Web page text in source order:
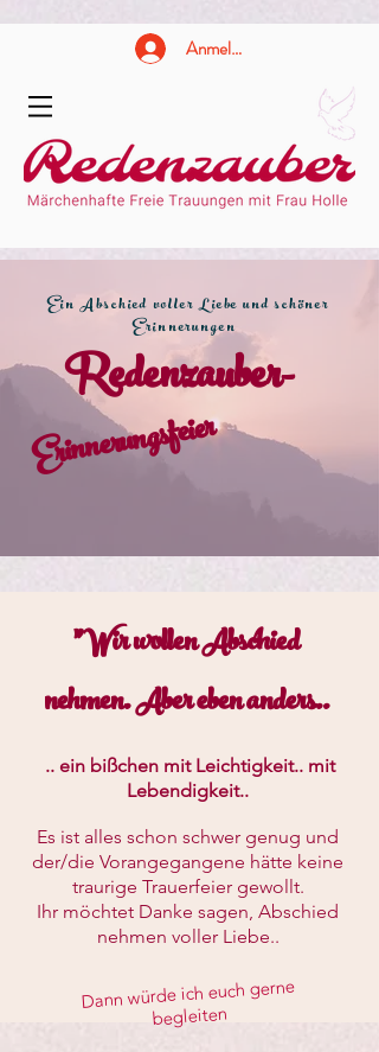
Anmelden
Ein Abschied voller Liebe und schöner
Erinnerungen
Redenzauber-
Erinnerungsfeier
"Wir wollen Abschied
nehmen. Aber eben anders..
.. ein bißchen mit Leichtigkeit.. mit
Lebendigkeit..
Es ist alles schon schwer genug und
der/die Vorangegangene hätte keine
traurige Trauerfeier gewollt.
Ihr möchtet Danke sagen, Abschied
nehmen voller Liebe..
Dann würde ich euch gerne
begleiten